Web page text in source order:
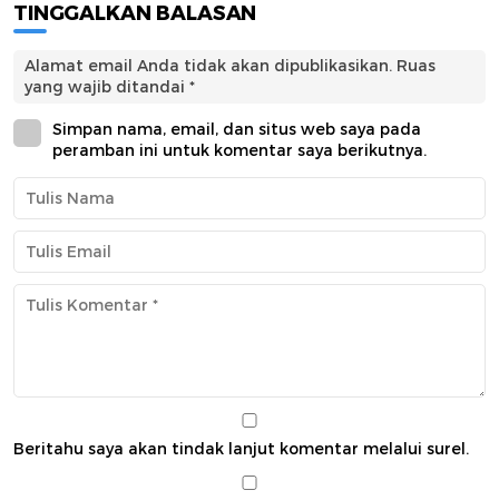
TINGGALKAN BALASAN
Alamat email Anda tidak akan dipublikasikan. Ruas
yang wajib ditandai *
Simpan nama, email, dan situs web saya pada
peramban ini untuk komentar saya berikutnya.
Beritahu saya akan tindak lanjut komentar melalui surel.